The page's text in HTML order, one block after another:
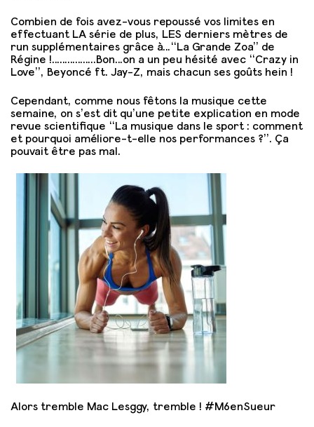
Combien de fois avez-vous repoussé vos limites en
effectuant LA série de plus, LES derniers mètres de
run supplémentaires grâce à…“La Grande Zoa” de
Régine !……………..Bon…on a un peu hésité avec “Crazy in
Love”, Beyoncé ft. Jay-Z, mais chacun ses goûts hein !
Cependant, comme nous fêtons la musique cette
semaine, on s’est dit qu’une petite explication en mode
revue scientifique “La musique dans le sport : comment
et pourquoi améliore-t-elle nos performances ?”. Ça
pouvait être pas mal.
Alors tremble Mac Lesggy, tremble ! #M6enSueur